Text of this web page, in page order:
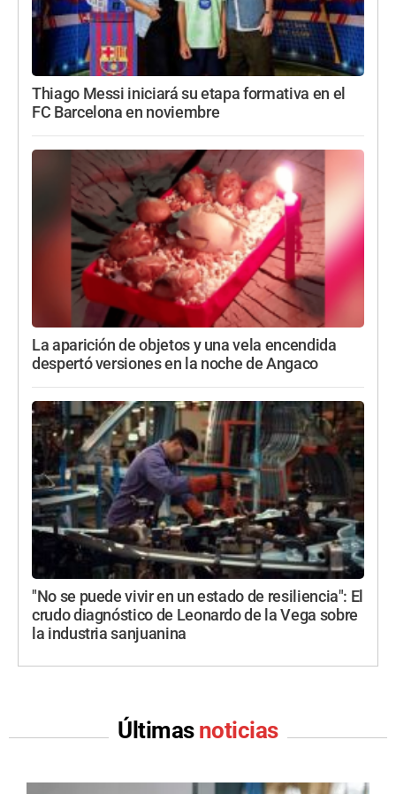
Thiago Messi iniciará su etapa formativa en el
FC Barcelona en noviembre
La aparición de objetos y una vela encendida
despertó versiones en la noche de Angaco
"No se puede vivir en un estado de resiliencia": El
crudo diagnóstico de Leonardo de la Vega sobre
la industria sanjuanina
Últimas noticias